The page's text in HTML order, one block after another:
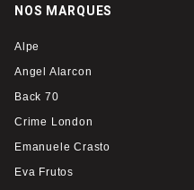
NOS MARQUES
Alpe
Angel Alarcon
Back 70
Crime London
Emanuele Crasto
Eva Frutos